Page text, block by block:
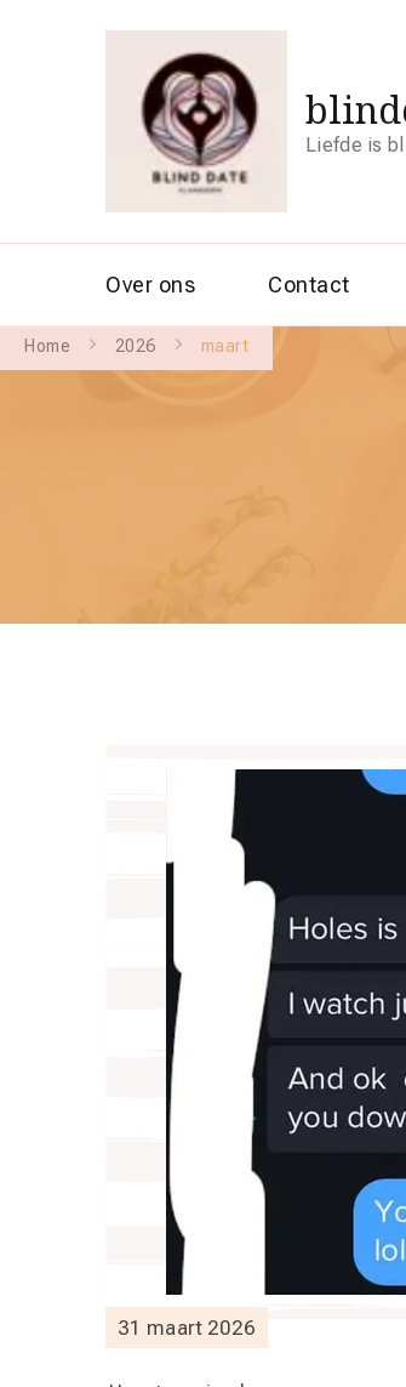
Liefde is
Over ons Contact
Home 2026 maart
31 maart 2026